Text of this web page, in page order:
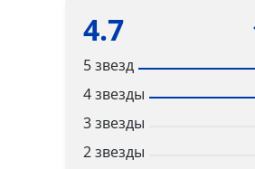
4.7
5 звезд
4 звезды
3 звезды
2 звезды